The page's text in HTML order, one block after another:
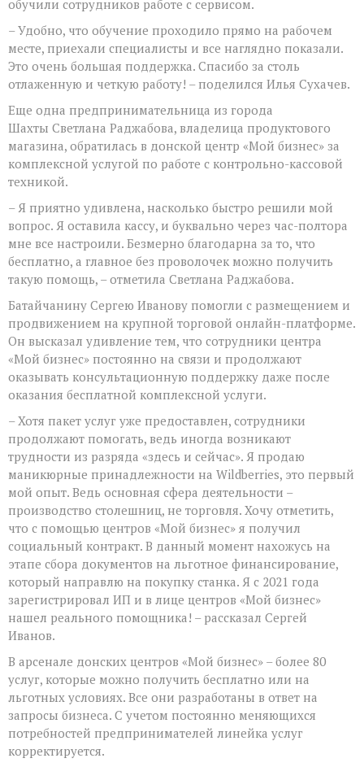
обучили сотрудников работе с сервисом.
– Удобно, что обучение проходило прямо на рабочем
месте, приехали специалисты и все наглядно показали.
Это очень большая поддержка. Спасибо за столь
отлаженную и четкую работу! – поделился Илья Сухачев.
Еще одна предпринимательница из города
Шахты Светлана Раджабова, владелица продуктового
магазина, обратилась в донской центр «Мой бизнес» за
комплексной услугой по работе с контрольно-кассовой
техникой.
– Я приятно удивлена, насколько быстро решили мой
вопрос. Я оставила кассу, и буквально через час-полтора
мне все настроили. Безмерно благодарна за то, что
бесплатно, а главное без проволочек можно получить
такую помощь, – отметила Светлана Раджабова.
Батайчанину Сергею Иванову помогли с размещением и
продвижением на крупной торговой онлайн-платформе.
Он высказал удивление тем, что сотрудники центра
«Мой бизнес» постоянно на связи и продолжают
оказывать консультационную поддержку даже после
оказания бесплатной комплексной услуги.
– Хотя пакет услуг уже предоставлен, сотрудники
продолжают помогать, ведь иногда возникают
трудности из разряда «здесь и сейчас». Я продаю
маникюрные принадлежности на Wildberries, это первый
мой опыт. Ведь основная сфера деятельности –
производство столешниц, не торговля. Хочу отметить,
что с помощью центров «Мой бизнес» я получил
социальный контракт. В данный момент нахожусь на
этапе сбора документов на льготное финансирование,
который направлю на покупку станка. Я с 2021 года
зарегистрировал ИП и в лице центров «Мой бизнес»
нашел реального помощника! – рассказал Сергей
Иванов.
В арсенале донских центров «Мой бизнес» – более 80
услуг, которые можно получить бесплатно или на
льготных условиях. Все они разработаны в ответ на
запросы бизнеса. С учетом постоянно меняющихся
потребностей предпринимателей линейка услуг
корректируется.